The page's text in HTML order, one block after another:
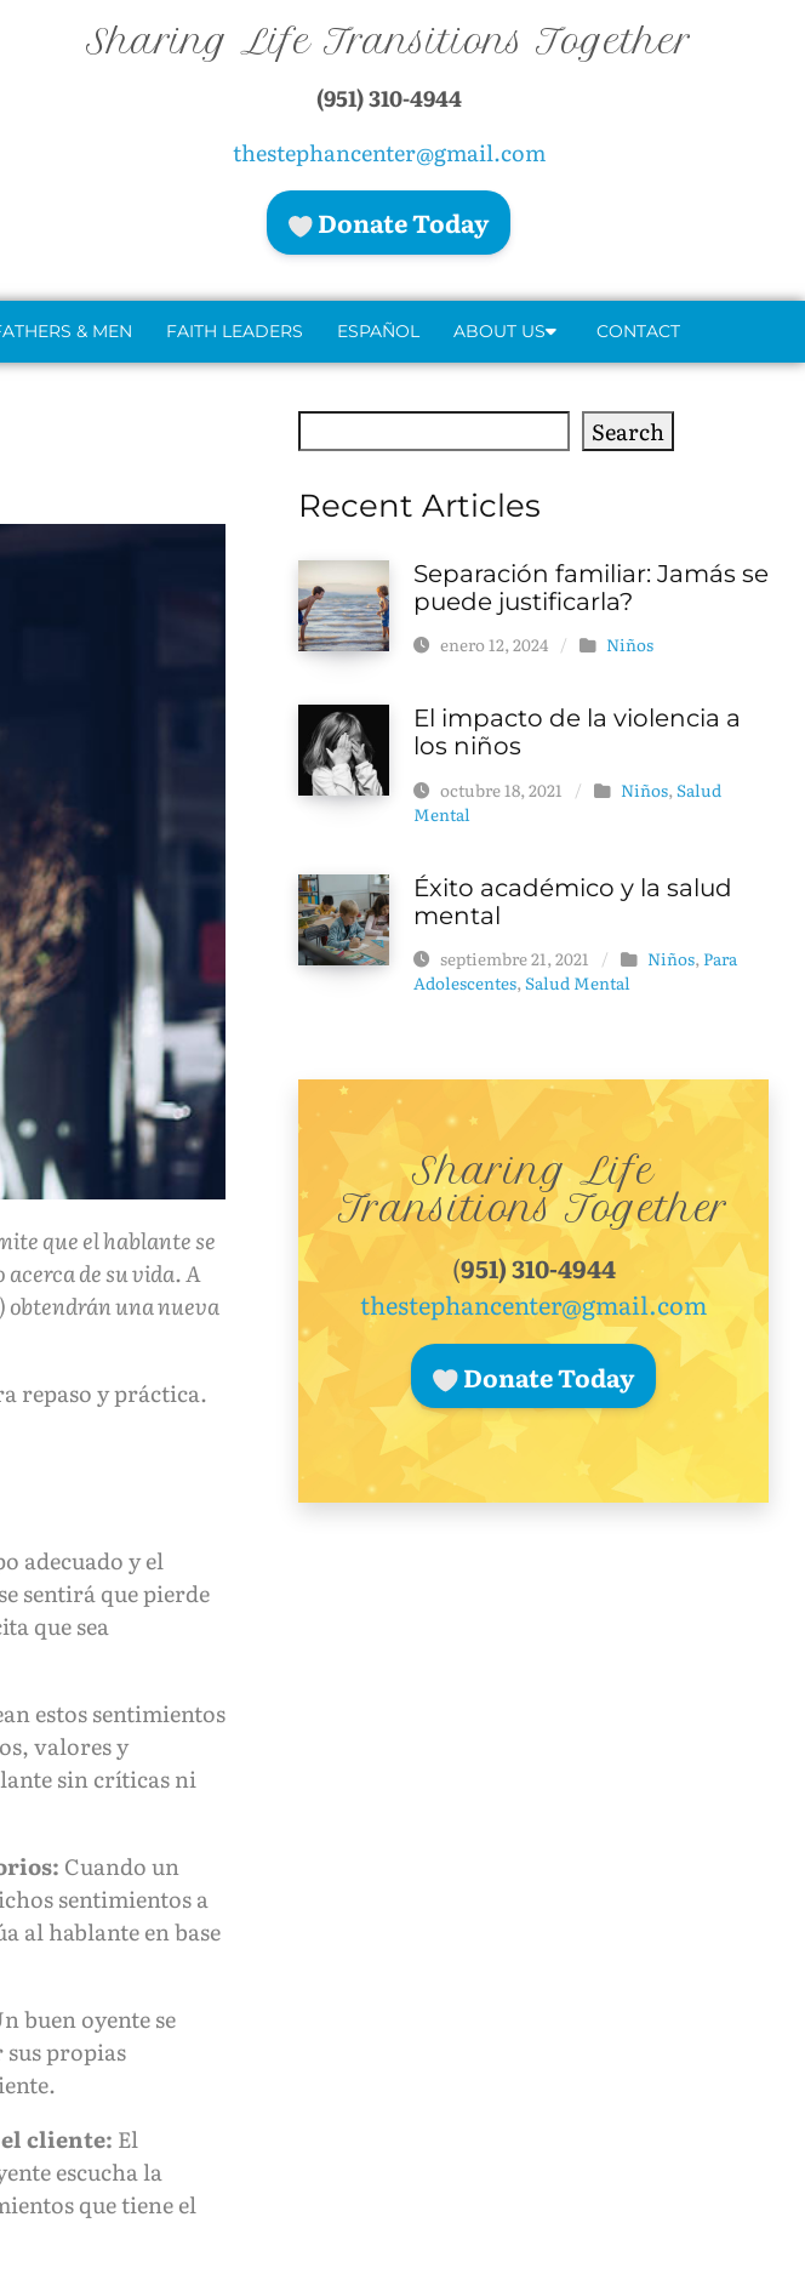
Sharing Life Transitions Together
(951) 310-4944
thestephancenter@gmail.com
Donate Today
& MEN FAITH LEADERS ESPAÑOL ABOUT US CONTACT
que el hablante se
de su vida. A
obtendrán una nueva
repaso y práctica.
adecuado y el
sentirá que pierde
que sea
estos sentimientos
valores y
sin críticas ni
Cuando un
sentimientos a
al hablante en base
buen oyente se
sus propias
cliente: El
escucha la
que tiene el
Search
Recent Articles
Separación familiar: Jamás se
puede justificarla?
enero 12, 2024 / Niños
El impacto de la violencia a
los niños
octubre 18, 2021 / Niños, Salud
Mental
Éxito académico y la salud
mental
septiembre 21, 2021 / Niños, Para
Adolescentes,Salud Mental
Sharing Life
Transitions Together
(951) 310-4944
thestephancenter@gmail.com
Donate Today